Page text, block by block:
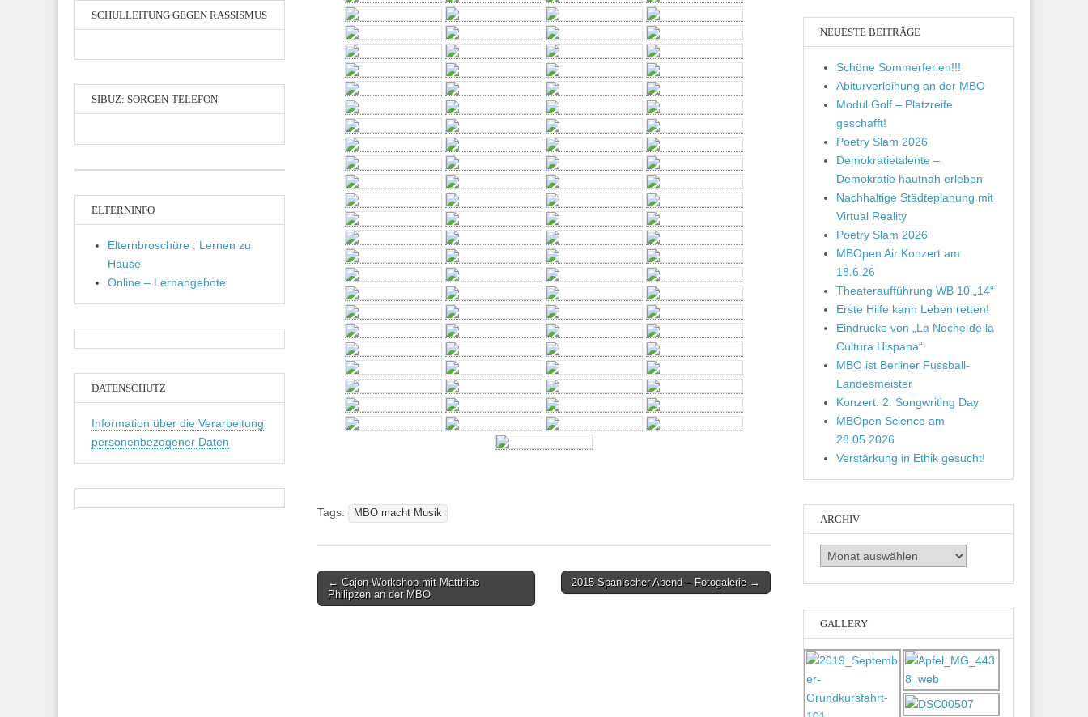
Tags: MBO macht Musik
Post
navigation
← Cajon-Workshop mit Matthias
Philipzen an der MBO
2015 Spanischer Abend – Fotogalerie →
SCHULLEITUNG GEGEN RASSISMUS
SIBUZ: SORGEN-TELEFON
ELTERNINFO
Elternbroschüre : Lernen zu
Hause
Online – Lernangebote
DATENSCHUTZ
Information über die Verarbeitung
personenbezogener Daten
NEUESTE BEITRÄGE
Schöne Sommerferien!!!
Abiturverleihung an der MBO
Modul Golf – Platzreife
geschafft!
Poetry Slam 2026
Demokratietalente –
Demokratie hautnah erleben
Nachhaltige Städteplanung mit
Virtual Reality
Poetry Slam 2026
MBOpen Air Konzert am
18.6.26
Theateraufführung WB 10 „14“
Erste Hilfe kann Leben retten!
Eindrücke von „La Noche de la
Cultura Hispana“
MBO ist Berliner Fussball-
Landesmeister
Konzert: 2. Songwriting Day
MBOpen Science am
28.05.2026
Verstärkung in Ethik gesucht!
ARCHIV
Archiv
GALLERY